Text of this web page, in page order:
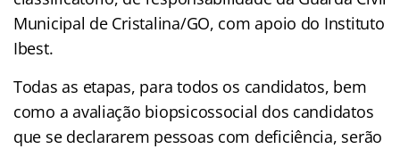
Municipal de Cristalina/GO, com apoio do Instituto
Ibest.
Todas as etapas, para todos os candidatos, bem
como a avaliação biopsicossocial dos candidatos
que se declararem pessoas com deficiência, serão